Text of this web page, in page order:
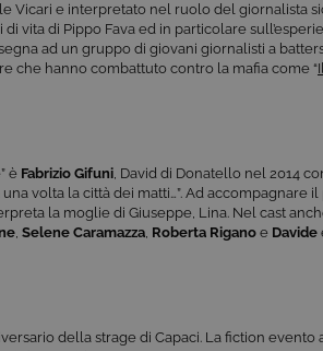
Vicari e interpretato nel ruolo del giornalista
vita di Pippo Fava ed in particolare
ad un gruppo di giovani giornalisti a
che hanno combattuto contro la mafia come “
è Fabrizio Gifuni, David di Donatello nel 2014
una volta la città dei matti…”. Ad accompagnare
la moglie di Giuseppe, Lina. Nel cast
, Selene Caramazza, Roberta Rigano e Davide
della strage di Capaci. La fiction evento